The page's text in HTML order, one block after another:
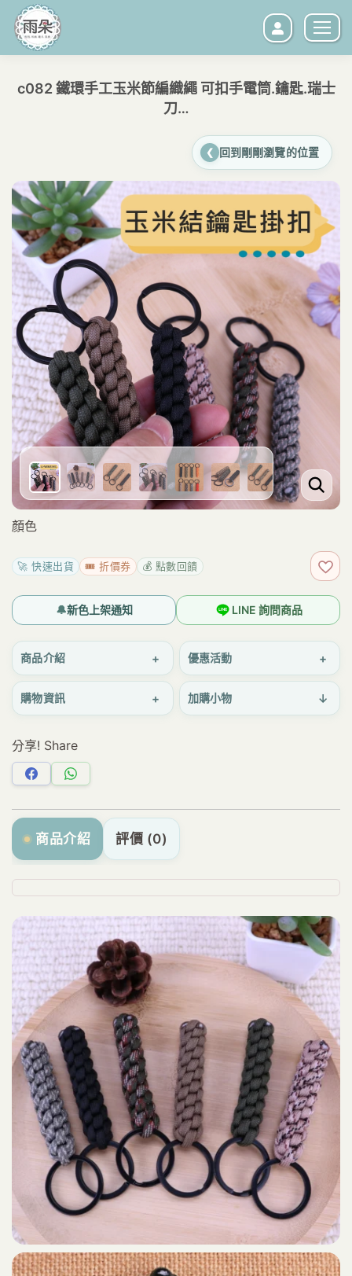
c082 鐵環手工玉米節編織繩 可扣手電筒.鑰匙.瑞士
刀…
❮ 回到剛剛瀏覽的位置
顏色
🚀 快速出貨 🎟️ 折價券 💰 點數回饋 加
LINE 詢問商品
🔔新色上架通知
商品介紹 + 優惠活動 +
購物資訊 + 加購小物 ↓
分享! Share
分
享
Facebook
分
享
WhatsApp
商品介紹 評價 (0)